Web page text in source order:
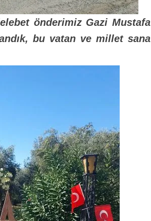
önderimiz Gazi Mustafa
bu vatan ve millet sana